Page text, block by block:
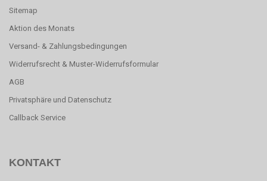
Sitemap
Aktion des Monats
Versand- & Zahlungsbedingungen
Widerrufsrecht & Muster-Widerrufsformular
AGB
Privatsphäre und Datenschutz
Callback Service
KONTAKT